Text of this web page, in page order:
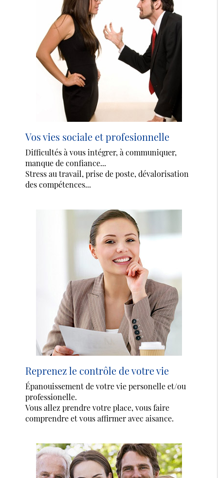
Vos vies sociale et profesionnelle
Difficultés à vous intégrer, à communiquer,
manque de confiance...
Stress au travail, prise de poste, dévalorisation
des compétences...
Reprenez le contrôle de votre vie
Épanouissement de votre vie personelle et/ou
professionelle.
Vous allez prendre votre place, vous faire
comprendre et vous affirmer avec aisance.